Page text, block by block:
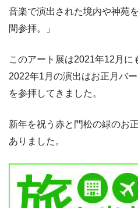
音楽で演出された境内や神苑
間参拝。」
このアート展は2021年12月に
2022年1月の演出はお正月バ
を参拝してきました。
新年を祝う赤と門松の緑のお
ありました。